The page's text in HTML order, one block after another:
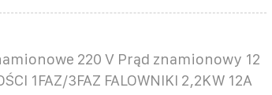
220 V Prąd znamionowy 12
1FAZ/3FAZ FALOWNIKI 2,2KW 12A